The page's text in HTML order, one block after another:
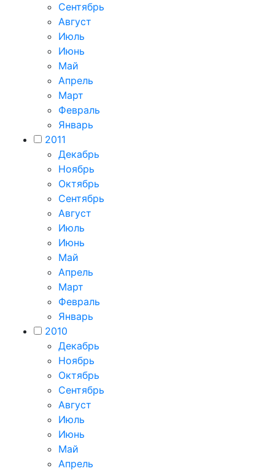
Сентябрь
Август
Июль
Июнь
Май
Апрель
Март
Февраль
Январь
2011
Декабрь
Ноябрь
Октябрь
Сентябрь
Август
Июль
Июнь
Май
Апрель
Март
Февраль
Январь
2010
Декабрь
Ноябрь
Октябрь
Сентябрь
Август
Июль
Июнь
Май
Апрель